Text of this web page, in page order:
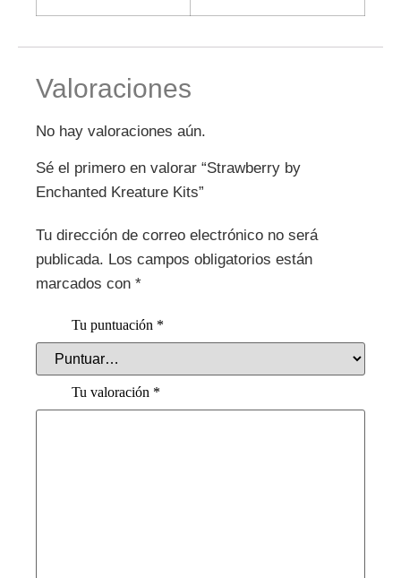
Valoraciones
No hay valoraciones aún.
Sé el primero en valorar “Strawberry by
Enchanted Kreature Kits”
Tu dirección de correo electrónico no será
publicada. Los campos obligatorios están
marcados con *
Tu puntuación *
Tu valoración *